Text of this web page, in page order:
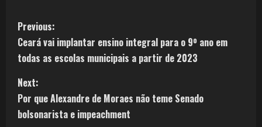
Previous:
Ceará vai implantar ensino integral para o 9º ano em
todas as escolas municipais a partir de 2023
Next:
Por que Alexandre de Moraes não teme Senado
bolsonarista e impeachment